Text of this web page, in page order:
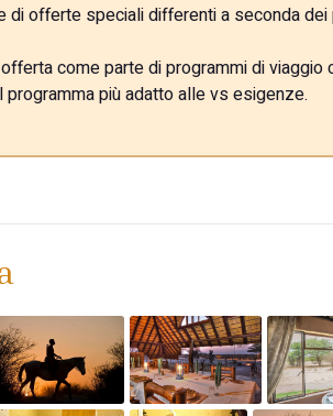
di offerte speciali differenti a seconda
come parte di programmi di viaggio
più adatto alle vs esigenze.